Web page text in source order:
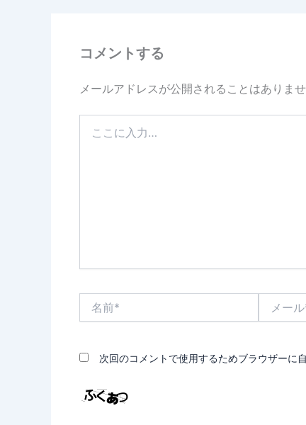
コメントする
メールアドレスが公開されることはありませ
次回のコメントで使用するためブラウザーに